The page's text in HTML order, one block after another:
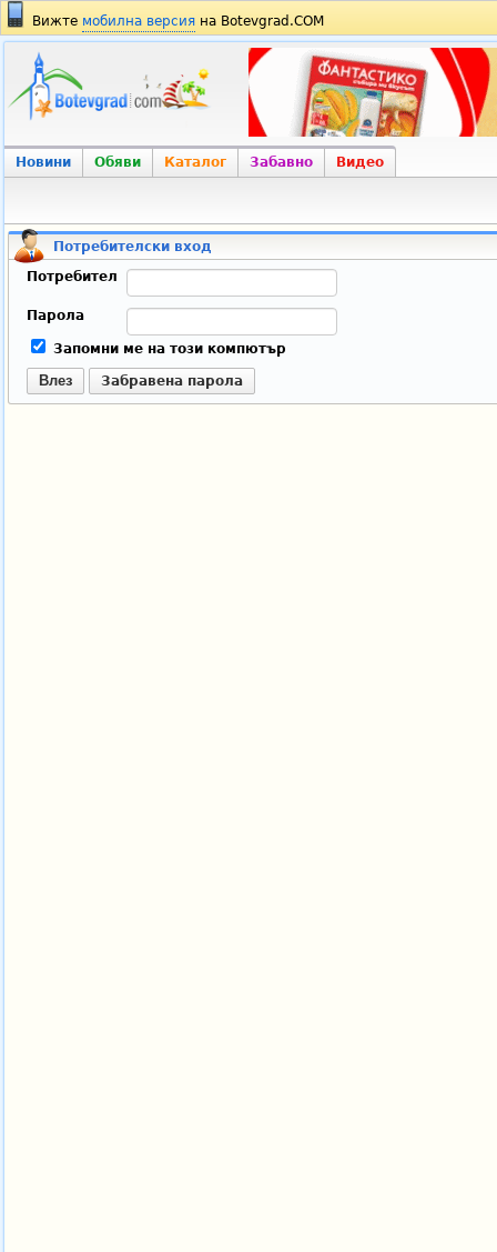
Вижте мобилна версия на Botevgrad.COM
Новини Обяви Каталог Забавно Видео
Потребителски вход
Потребител
Парола
Запомни ме на този компютър
Влез Забравена парола